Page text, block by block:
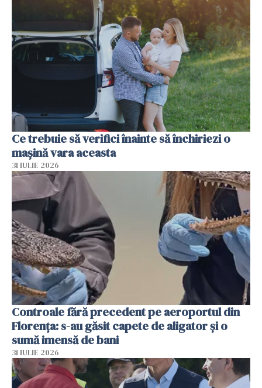
Ce trebuie să verifici înainte să închiriezi o
mașină vara aceasta
31 IULIE 2026
Controale fără precedent pe aeroportul din
Florența: s-au găsit capete de aligator și o
sumă imensă de bani
31 IULIE 2026